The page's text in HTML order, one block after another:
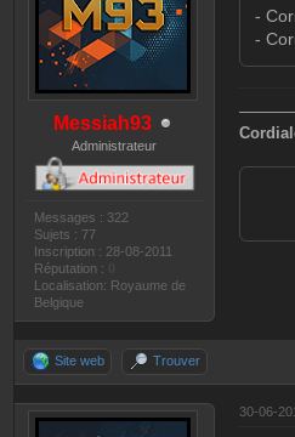
Messiah93
Administrateur
Messages : 322
Sujets : 77
Inscription : 28-08-2011
Réputation :
Localisation: Royaume de
Belgique
-
-
Site web Trouver
30-06-